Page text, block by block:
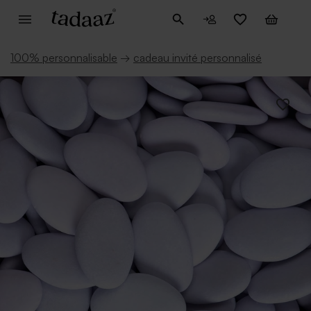
100% personnalisable → cadeau invité personnalisé